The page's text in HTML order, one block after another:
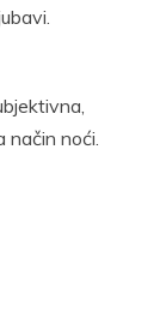
način noći.